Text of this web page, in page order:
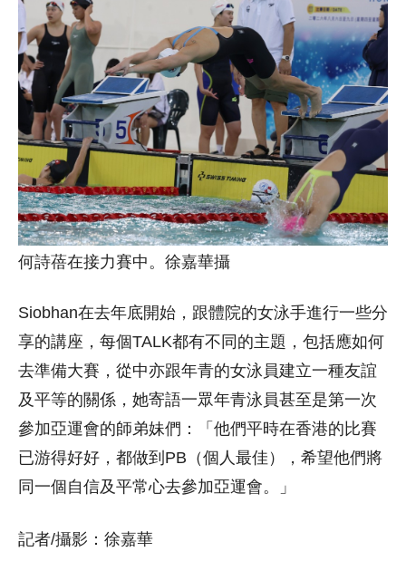
何詩蓓在接力賽中。徐嘉華攝
Siobhan在去年底開始，跟體院的女泳手進行一些分
享的講座，每個TALK都有不同的主題，包括應如何
去準備大賽，從中亦跟年青的女泳員建立一種友誼
及平等的關係，她寄語一眾年青泳員甚至是第一次
參加亞運會的師弟妹們：「他們平時在香港的比賽
已游得好好，都做到PB（個人最佳），希望他們將
同一個自信及平常心去參加亞運會。」
記者/攝影：徐嘉華